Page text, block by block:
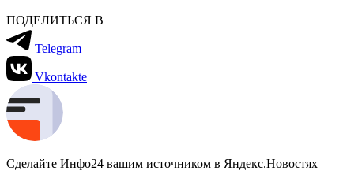
ПОДЕЛИТЬСЯ В
Telegram
Vkontakte
Сделайте Инфо24 вашим источником в Яндекс.Новостях